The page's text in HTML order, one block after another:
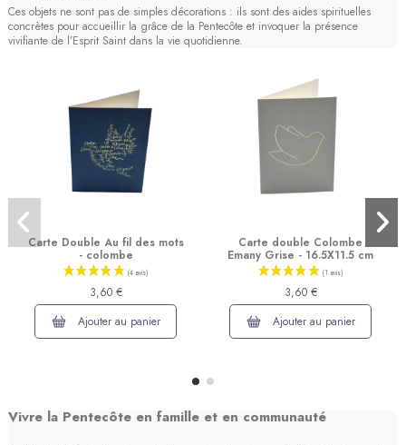
(5 avis)
Ces objets ne sont pas de simples décorations : ils sont des aides spirituelles
concrètes pour accueillir la grâce de la Pentecôte et invoquer la présence
vivifiante de l’Esprit Saint dans la vie quotidienne.
Carte Double Au fil des mots
- colombe
3,60 €
Ajouter au panier
Carte double Colombe
Emany Grise - 16.5X11.5 cm
3,60 €
Ajouter au panier
Vivre la Pentecôte en famille et en communauté